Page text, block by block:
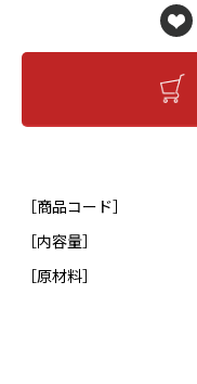
［商品コード］
［内容量］
［原材料］